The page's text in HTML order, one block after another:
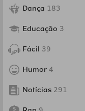
Dança 183
Educação 3
Fácil 39
Humor 4
Notícias 291